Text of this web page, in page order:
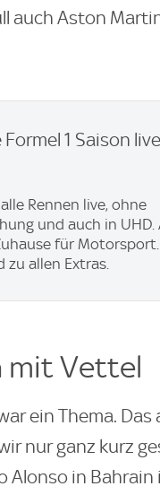
auch Aston
1 Saison
Rennen live, ohne
und auch in UHD.
für
allen Extras.
mit Vettel
ein Thema. Das
nur ganz kurz
Alonso in Bahrain